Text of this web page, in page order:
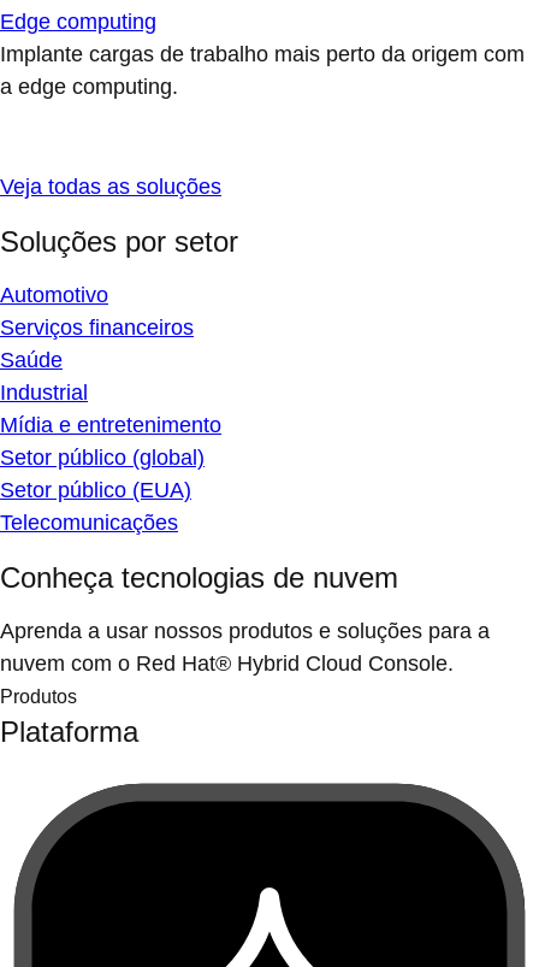
Edge computing
Implante cargas de trabalho mais perto da origem com
a edge computing.
Veja todas as soluções
Soluções por setor
Automotivo
Serviços financeiros
Saúde
Industrial
Mídia e entretenimento
Setor público (global)
Setor público (EUA)
Telecomunicações
Conheça tecnologias de nuvem
Aprenda a usar nossos produtos e soluções para a
nuvem com o Red Hat® Hybrid Cloud Console.
Produtos
Plataforma